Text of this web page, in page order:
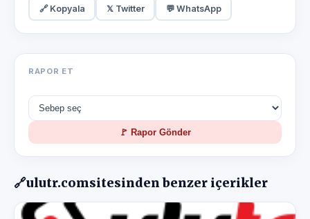
🔗 Kopyala 𝕏 Twitter 💬 WhatsApp
RAPOR ET
🚩 Rapor Gönder
🔗ulutr.comsitesinden benzer içerikler